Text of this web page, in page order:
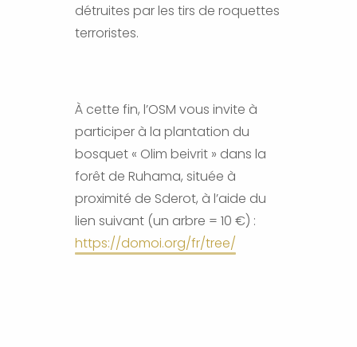
détruites par les tirs de roquettes
terroristes.
À cette fin, l’OSM vous invite à
participer à la plantation du
bosquet « Olim beivrit » dans la
forêt de Ruhama, située à
proximité de Sderot, à l’aide du
lien suivant (un arbre = 10 €) :
https://domoi.org/fr/tree/